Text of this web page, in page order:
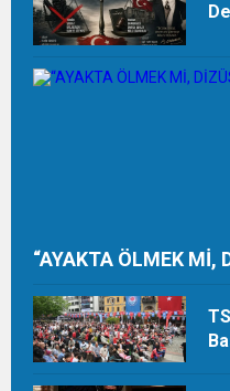
“AYAKTA ÖLMEK Mİ,